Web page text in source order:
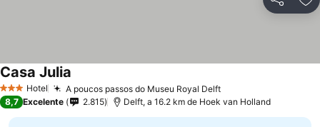
Partilhar
3 EstrelasHotel A poucos passos do Museu Royal Delft
Casa Julia
8,7 Excelente 2.815 Delft, a 16.2 km de Hoek van Holland